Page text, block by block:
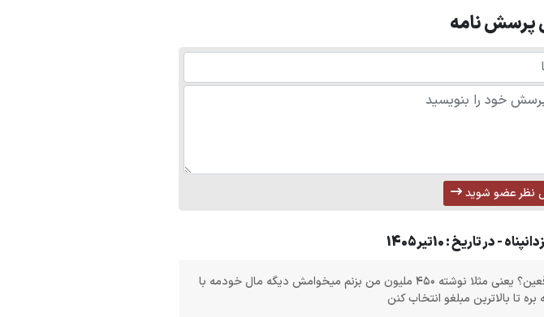
پرسش نامه
نظر عضو شوید
- در تاریخ : 10تیر1405
اگهیا واقعین؟ یعنی مثلا نوشته ۴۵۰ ملیون من بزنم میخوامش دیگه مال خودمه با
بره تا بالاترین مبلغو انتخاب کنن